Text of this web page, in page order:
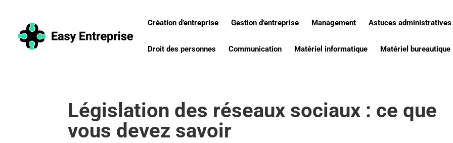
Création d’entreprise Gestion d’entreprise Management Astuces
Droit des personnes Communication Matériel informatique Matériel bureautique
Législation des réseaux sociaux : ce que
vous devez savoir